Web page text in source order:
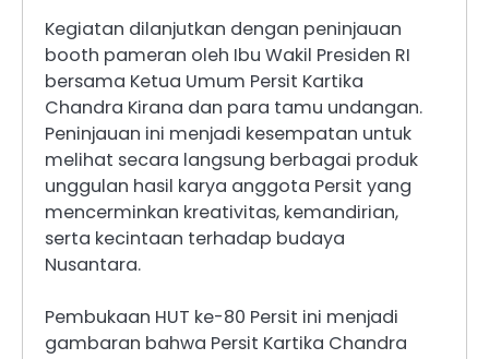
Kegiatan dilanjutkan dengan peninjauan
booth pameran oleh Ibu Wakil Presiden RI
bersama Ketua Umum Persit Kartika
Chandra Kirana dan para tamu undangan.
Peninjauan ini menjadi kesempatan untuk
melihat secara langsung berbagai produk
unggulan hasil karya anggota Persit yang
mencerminkan kreativitas, kemandirian,
serta kecintaan terhadap budaya
Nusantara.
Pembukaan HUT ke-80 Persit ini menjadi
gambaran bahwa Persit Kartika Chandra